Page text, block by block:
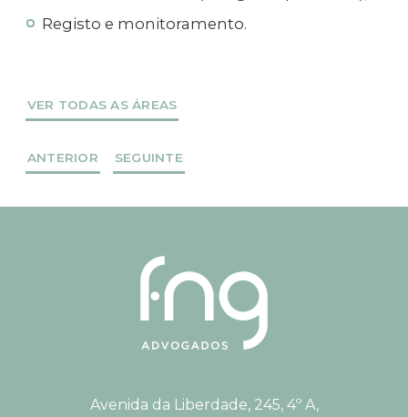
Registo e monitoramento.
VER TODAS AS ÁREAS
ANTERIOR SEGUINTE
Avenida da Liberdade, 245, 4º A,